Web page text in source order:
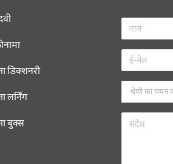
डिक्शनरी
लर्निंग
बुक्स